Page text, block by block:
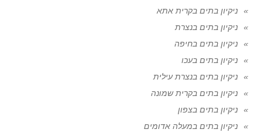
ניקיון בתים בקרית אתא
ניקיון בתים בנצרת
ניקיון בתים בחיפה
ניקיון בתים בעכו
ניקיון בתים בנצרת עילית
ניקיון בתים בקרית שמונה
ניקיון בתים בצפון
ניקיון בתים במעלה אדומים